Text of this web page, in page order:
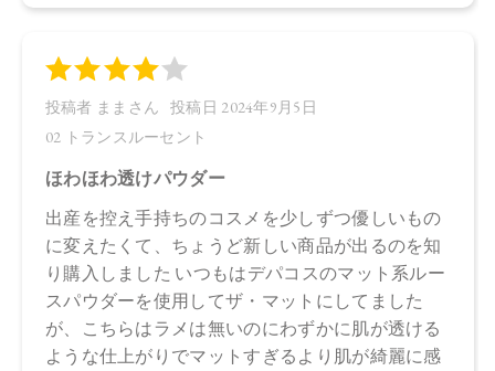
※発売日は予告なく変更する可能性がございます。予めご了
※通常はご注文より１～３営業日での発送となります。
商品によっては、お届けまで１～２週間かかる場合がござい
ますので予めご了承ください。
●パッケージはリニューアル等の理由により、写真と異なる場
合がございます。
●パッケージのリニューアル等の理由により、成分・処方が記
載と異なる場合がございます。
●予告なくパッケージ仕様が変更になる場合がございます。